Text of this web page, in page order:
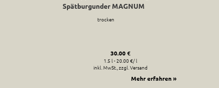
Spätburgunder MAGNUM
trocken
30.00 €
1.5 l - 20.00 €/ l
inkl. MwSt., zzgl. Versand
Mehr erfahren »